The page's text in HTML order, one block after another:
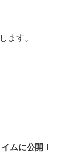
ます。
ムに公開！